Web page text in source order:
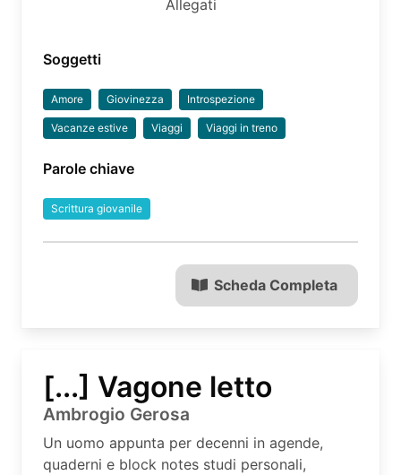
Allegati
Soggetti
Amore Giovinezza Introspezione
Vacanze estive Viaggi Viaggi in treno
Parole chiave
Scrittura giovanile
Scheda Completa
[...] Vagone letto
Ambrogio Gerosa
Un uomo appunta per decenni in agende,
quaderni e block notes studi personali,